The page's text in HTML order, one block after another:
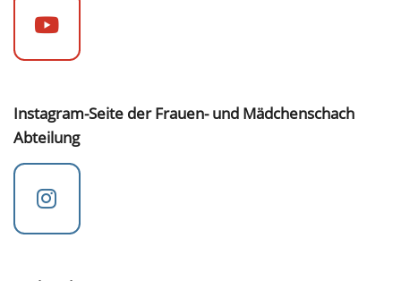
Instagram-Seite der Frauen- und Mädchenschach
Abteilung